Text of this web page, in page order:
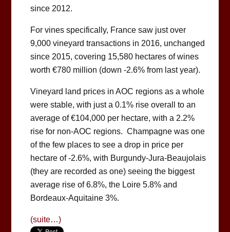
since 2012.
For vines specifically, France saw just over
9,000 vineyard transactions in 2016, unchanged
since 2015, covering 15,580 hectares of wines
worth €780 million (down -2.6% from last year).
Vineyard land prices in AOC regions as a whole
were stable, with just a 0.1% rise overall to an
average of €104,000 per hectare, with a 2.2%
rise for non-AOC regions. Champagne was one
of the few places to see a drop in price per
hectare of -2.6%, with Burgundy-Jura-Beaujolais
(they are recorded as one) seeing the biggest
average rise of 6.8%, the Loire 5.8% and
Bordeaux-Aquitaine 3%.
(suite…)